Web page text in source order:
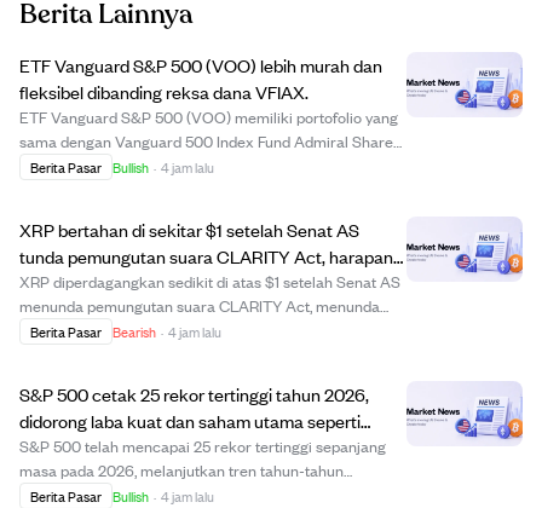
Berita Lainnya
ETF Vanguard S&P 500 (VOO) lebih murah dan
fleksibel dibanding reksa dana VFIAX.
ETF Vanguard S&P 500 (VOO) memiliki portofolio yang
sama dengan Vanguard 500 Index Fund Admiral Shares
(VFIAX) namun dengan biaya lebih rendah (0,03% vs
Berita Pasar Bullish · 4 jam lalu
XRP bertahan di sekitar $1 setelah Senat AS
tunda pemungutan suara CLARITY Act, harapan
regulasi meredup.
XRP diperdagangkan sedikit di atas $1 setelah Senat AS
menunda pemungutan suara CLARITY Act, menunda
kejelasan aturan klasifikasi aset digital. Penundaan ini
Berita Pasar Bearish · 4 jam lalu
S&P 500 cetak 25 rekor tertinggi tahun 2026,
didorong laba kuat dan saham utama seperti
Nvidia dan Micron.
S&P 500 telah mencapai 25 rekor tertinggi sepanjang
masa pada 2026, melanjutkan tren tahun-tahun
sebelumnya yang didorong oleh pertumbuhan laba yang
Berita Pasar Bullish · 4 jam lalu